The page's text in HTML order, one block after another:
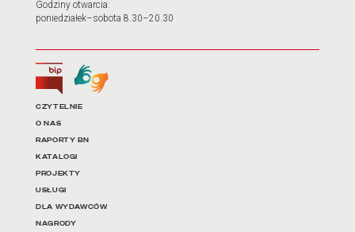
Godziny otwarcia:
poniedziałek–sobota 8.30–20.30
Biuletyn Informacji Publicznej
Tłumacz języka migowego
Linki do najważniejszych
CZYTELNIE
O NAS
RAPORTY BN
KATALOGI
PROJEKTY
USŁUGI
DLA WYDAWCÓW
NAGRODY